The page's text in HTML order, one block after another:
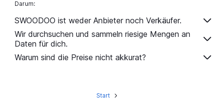
Darum:
SWOODOO ist weder Anbieter noch Verkäufer.
Wir durchsuchen und sammeln riesige Mengen an
Daten für dich.
Warum sind die Preise nicht akkurat?
Start